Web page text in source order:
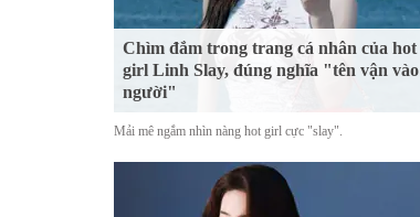
Chìm đắm trong trang cá nhân của hot
girl Linh Slay, đúng nghĩa "tên vận vào
người"
Mải mê ngắm nhìn nàng hot girl cực "slay".